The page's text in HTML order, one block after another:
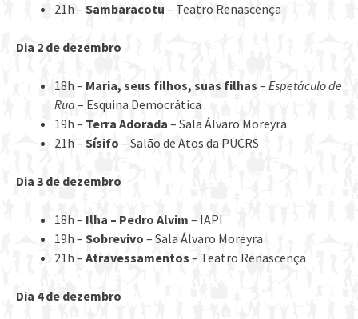
21h – Sambaracotu – Teatro Renascença
Dia 2 de dezembro
18h – Maria, seus filhos, suas filhas – Espetáculo de
Rua – Esquina Democrática
19h – Terra Adorada – Sala Álvaro Moreyra
21h – Sísifo – Salão de Atos da PUCRS
Dia 3 de dezembro
18h – Ilha – Pedro Alvim – IAPI
19h – Sobrevivo – Sala Álvaro Moreyra
21h – Atravessamentos – Teatro Renascença
Dia 4 de dezembro